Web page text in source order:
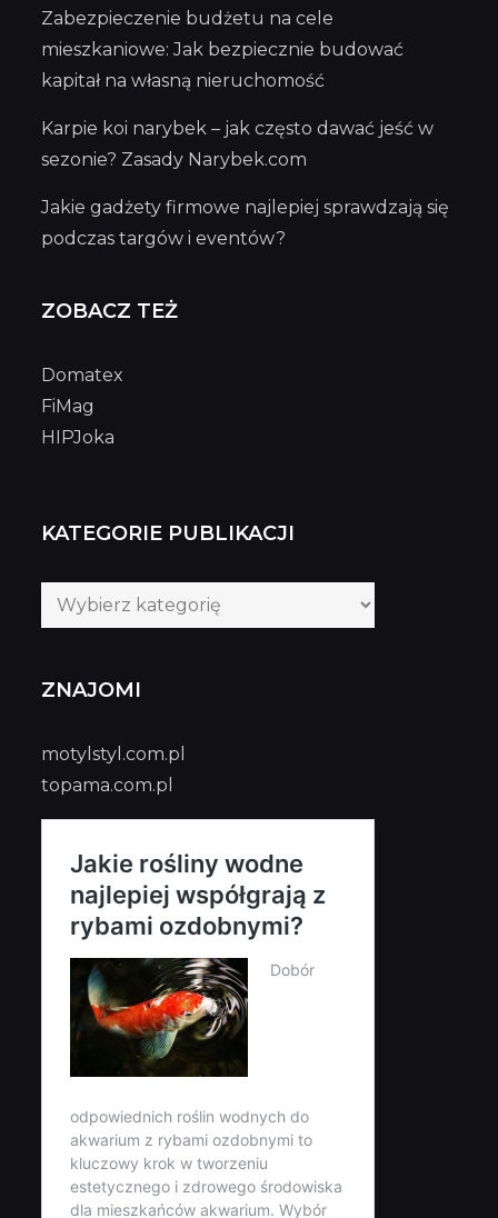
Zabezpieczenie budżetu na cele
mieszkaniowe: Jak bezpiecznie budować
kapitał na własną nieruchomość
Karpie koi narybek – jak często dawać jeść w
sezonie? Zasady Narybek.com
Jakie gadżety firmowe najlepiej sprawdzają się
podczas targów i eventów?
ZOBACZ TEŻ
Domatex
FiMag
HIPJoka
KATEGORIE PUBLIKACJI
Kategorie
publikacji
ZNAJOMI
motylstyl.com.pl
topama.com.pl